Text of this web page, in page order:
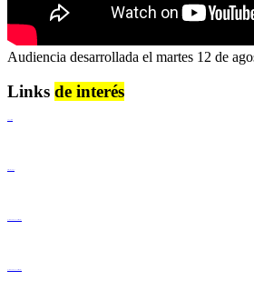
Audiencia desarrollada el martes 12 de
Links de interés